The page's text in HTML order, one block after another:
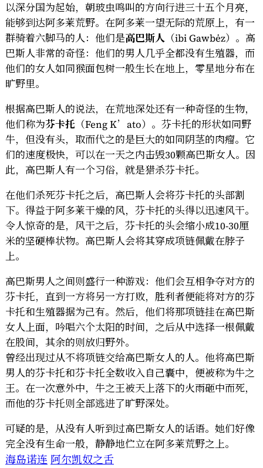
以深分国为起始，朝玻虫鸣叫的方向行进三十五个月亮，
能够到达阿多莱荒野。在阿多莱一望无际的荒原上，有一
群骑着六脚马的人：他们是高巴斯人 （ibi Gawbėz）。高
巴斯人非常的奇怪：他们的男人几乎全都没有生殖器，而
他们的女人如同猴面包树一般生长在地上，零星地分布在
旷野里。
根据高巴斯人的说法，在荒地深处还有一种奇怪的生物，
他们称为芬卡托 （Feng K’ato）。芬卡托的形状如同野
牛，但没有头，取而代之的是巨大的如同阴茎的肉瘤。它
们的速度极快，可以在一天之内击毁30颗高巴斯女人。因
此，高巴斯人有一个习俗，就是猎杀芬卡托。
在他们杀死芬卡托之后，高巴斯人会将芬卡托的头部割
下。得益于阿多莱干燥的风，芬卡托的头得以迅速风干。
令人惊奇的是，风干之后，芬卡托的头会缩小成10-30厘
米的坚硬棒状物。高巴斯人会将其穿成项链佩戴在脖子
上。
高巴斯男人之间则盛行一种游戏：他们会互相争夺对方的
芬卡托，直到一方将另一方打败，胜利者便能将对方的芬
卡托和生殖器据为己有。然后，他们将那项链挂在高巴斯
女人上面，吟唱六个太阳的时间，之后从中选择一根佩戴
在股间，其余的则放归野外。
曾经出现过从不将项链交给高巴斯女人的人。他将高巴斯
男人的芬卡托和芬卡托全数收入自己囊中，便被称为牛之
王。在一次意外中，牛之王被天上落下的火雨砸中而死，
而他的芬卡托则全部逃进了旷野深处。
可疑的是，从没有人听到过高巴斯女人的话语。她们好像
完全没有生命一般，静静地伫立在阿多莱荒野之上。
海岛诺连 阿尔凯奴之舌